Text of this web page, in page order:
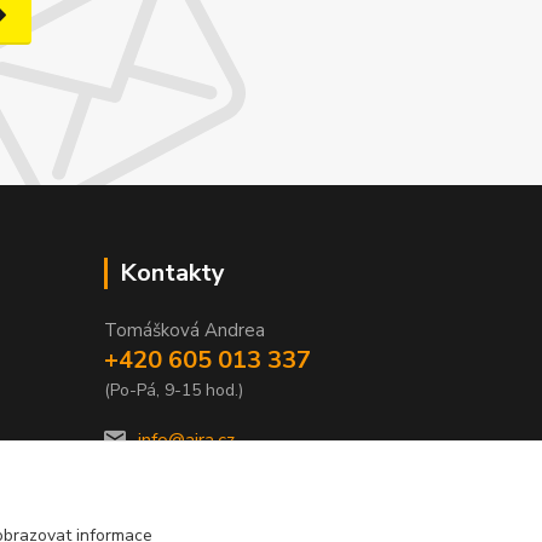
Kontakty
Tomášková Andrea
+420 605 013 337
(Po-Pá, 9-15 hod.)
info@ajra.cz
informace